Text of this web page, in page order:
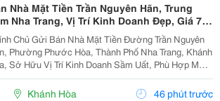
Nhà Mặt Tiền Trần Nguyên Hãn, Trung
Nha Trang, Vị Trí Kinh Doanh Đẹp, Giá 7,4
Chủ Gửi Bán Nhà Mặt Tiền Đường Trần Nguyên
Phường Phước Hòa, Thành Phố Nha Trang, Khánh
Sở Hữu Vị Trí Kinh Doanh Sầm Uất, Phù Hợp Mở
Hàng, Văn Phòng, Showroom Hoặc Đầu Tư Cho
Thuê Lâu Dài. Thông Tin Chi Tiết. - Địa Chỉ: Số...
Khánh Hòa 46 phút trước